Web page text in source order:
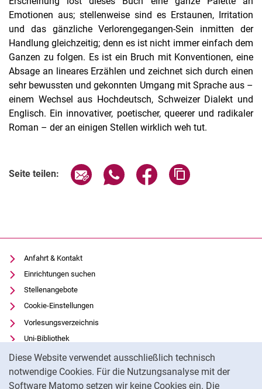
Diese Website verwendet ausschließlich technisch
notwendige Cookies. Für die Nutzungsanalyse mit der
Software Matomo setzen wir keine Cookies ein. Die
Emotionen aus; stellenweise sind es Erstaunen, Irritation
und das gänzliche Verlorengegangen-Sein inmitten der
Handlung gleichzeitig; denn es ist nicht immer einfach dem
Ganzen zu folgen. Es ist ein Bruch mit Konventionen, eine
Absage an lineares Erzählen und zeichnet sich durch einen
sehr bewussten und gekonnten Umgang mit Sprache aus –
einem Wechsel aus Hochdeutsch, Schweizer Dialekt und
Englisch. Ein innovativer, poetischer, queerer und radikaler
Roman – der an einigen Stellen wirklich weh tut.
Seite teilen: Seite über E-Mail teilen
Seite über WhatsApp teilen
Seite über Facebook
Anfahrt & Kontakt
Einrichtungen suchen
Stellenangebote
Cookie-Einstellungen
Vorlesungsverzeichnis
Uni-Bibliothek
Moodle
Panopto
Datenschutz